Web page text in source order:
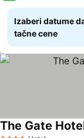
Izaberi datume
tačne cene
The Gate